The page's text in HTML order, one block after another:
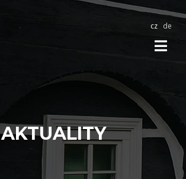
cz de
AKTUALITY